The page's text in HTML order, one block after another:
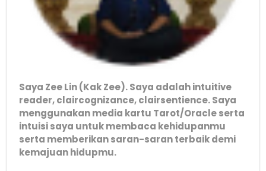
Saya Zee Lin (Kak Zee). Saya adalah intuitive
reader, claircognizance, clairsentience. Saya
menggunakan media kartu Tarot/Oracle serta
intuisi saya untuk membaca kehidupanmu
serta memberikan saran-saran terbaik demi
kemajuan hidupmu.